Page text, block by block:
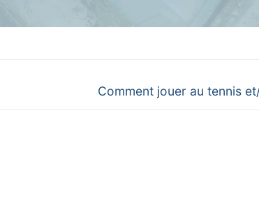
Senior + 70/75 ans
ou mécène !
Next
Comment jouer au tennis